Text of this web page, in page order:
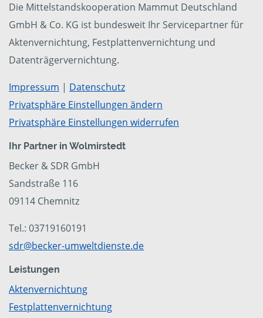
Die Mittelstandskooperation Mammut Deutschland
GmbH & Co. KG ist bundesweit Ihr Servicepartner für
Aktenvernichtung, Festplattenvernichtung und
Datenträgervernichtung.
Impressum | Datenschutz
Privatsphäre Einstellungen ändern
Privatsphäre Einstellungen widerrufen
Ihr Partner in Wolmirstedt
Becker & SDR GmbH
Sandstraße 116
09114 Chemnitz
Tel.: 03719160191
sdr@becker-umweltdienste.de
Leistungen
Aktenvernichtung
Festplattenvernichtung